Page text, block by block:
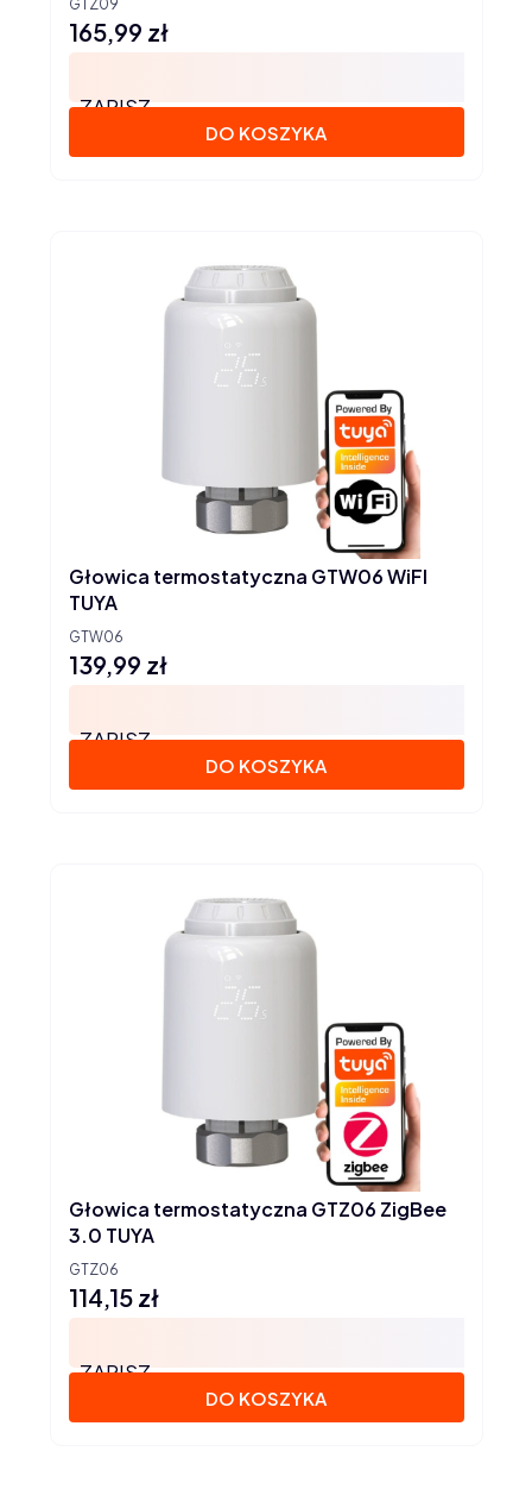
GTZ09
Cena
165,99 zł
ZAPISZ
DO KOSZYKA
GTW06
Głowica termostatyczna GTW06 WiFI
TUYA
Cena
139,99 zł
ZAPISZ
DO KOSZYKA
GTZ06
Głowica termostatyczna GTZ06 ZigBee
3.0 TUYA
Cena
114,15 zł
ZAPISZ
DO KOSZYKA